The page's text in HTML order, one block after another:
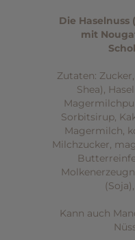
Die Haselnuss
mit
Zutaten:
Shea),
Sorbitsirup,
Magermilch,
Milchzucker,
(Soja
Kann auch